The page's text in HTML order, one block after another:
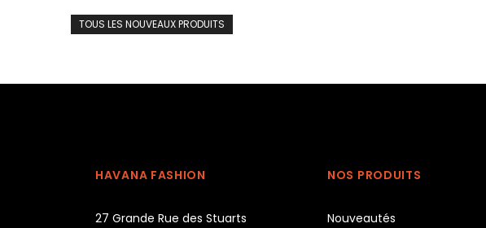
TOUS LES NOUVEAUX PRODUITS
HAVANA FASHION
27 Grande Rue des Stuarts
NOS PRODUITS
Nouveautés